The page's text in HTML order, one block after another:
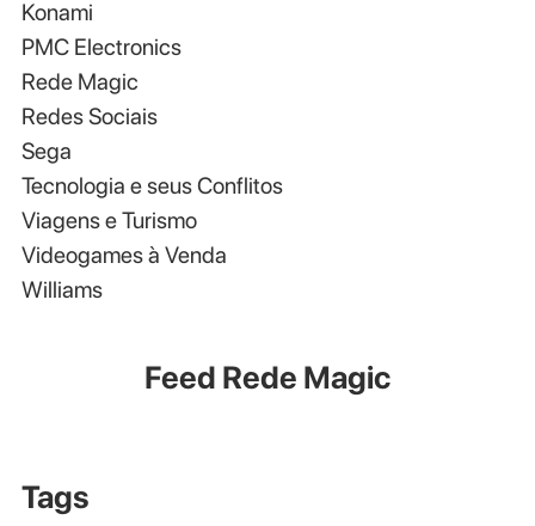
Konami
PMC Electronics
Rede Magic
Redes Sociais
Sega
Tecnologia e seus Conflitos
Viagens e Turismo
Videogames à Venda
Williams
Feed Rede Magic
Tags